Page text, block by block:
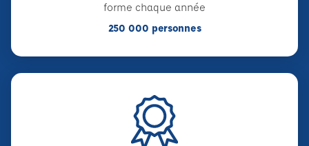
forme chaque année
250 000 personnes